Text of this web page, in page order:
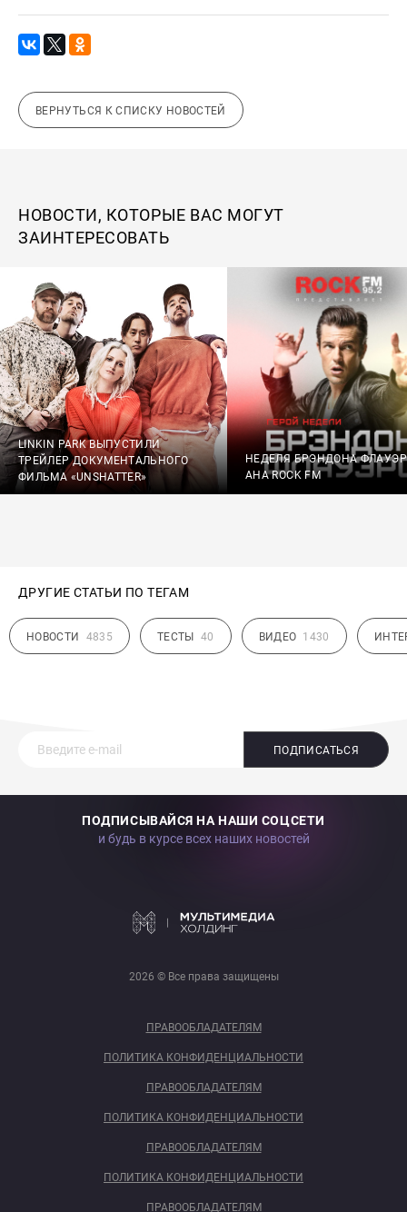
ВЕРНУТЬСЯ К СПИСКУ НОВОСТЕЙ
НОВОСТИ, КОТОРЫЕ ВАС МОГУТ
ЗАИНТЕРЕСОВАТЬ
LINKIN PARK ВЫПУСТИЛИ
ТРЕЙЛЕР ДОКУМЕНТАЛЬНОГО
ФИЛЬМА «UNSHATTER»
НЕДЕЛЯ БРЭНДОНА
АНА ROCK FM
ДРУГИЕ СТАТЬИ ПО ТЕГАМ
НОВОСТИ 4835 ТЕСТЫ 40 ВИДЕО 1430
ПОДПИСАТЬСЯ
ПОДПИСЫВАЙСЯ НА НАШИ СОЦСЕТИ
и будь в курсе всех наших новостей
2026 © Все права защищены
ПРАВООБЛАДАТЕЛЯМ
ПОЛИТИКА КОНФИДЕНЦИАЛЬНОСТИ
ПРАВООБЛАДАТЕЛЯМ
ПОЛИТИКА КОНФИДЕНЦИАЛЬНОСТИ
ПРАВООБЛАДАТЕЛЯМ
ПОЛИТИКА КОНФИДЕНЦИАЛЬНОСТИ
ПРАВООБЛАДАТЕЛЯМ